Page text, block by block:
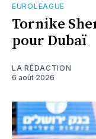
EUROLEAGUE
Tornike
pour Dubaï
LA RÉDACTION
6 août 2026